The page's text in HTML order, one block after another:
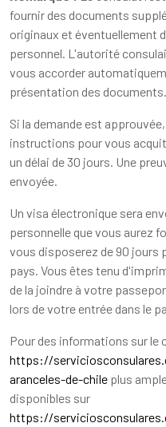
fournir des documents
originaux et éventuellement
personnel. L'autorité
vous accorder
présentation des documents.
Si la demande est
instructions pour vous
un délai de 30 jours. Une
envoyée.
Un visa électronique sera
personnelle que vous aurez
vous disposerez de 90 jours
pays. Vous êtes tenu
de la joindre à votre
lors de votre entrée dans le
Pour des informations sur le
https://
aranceles-de-chile plus
disponibles sur
https://